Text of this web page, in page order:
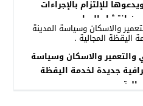
للإلتزام بالإجراءات
انتشار الوباء .
والتعمير والاسكان وسياسة
جديدة لخدمة اليقظة
.